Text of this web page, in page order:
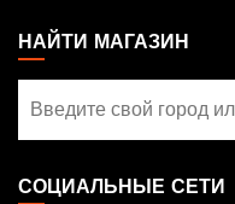
THE
GATHERING
FOOTER
НАЙТИ МАГАЗИН
магазин
СОЦИАЛЬНЫЕ СЕТИ